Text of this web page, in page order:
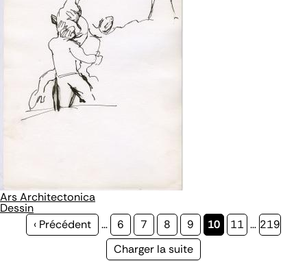
Ars Architectonica
Dessin
Page
‹ Précédent … Page
6 Page
7 Page
8 Page
9
Page
10 Page
11 … Page
219
Page
Charger la suite